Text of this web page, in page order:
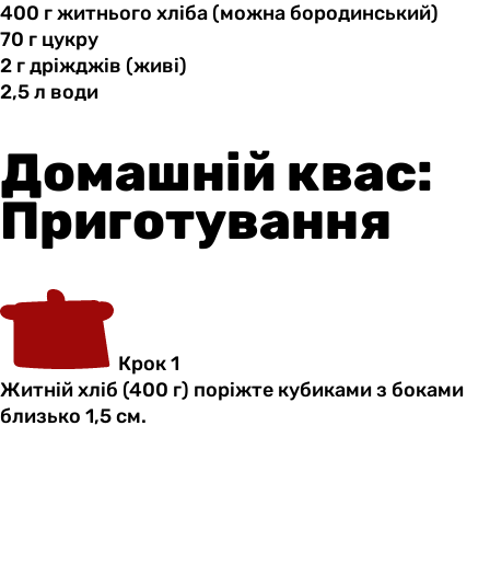
400 гжитнього хліба (можна бородинський)
70 г цукру
2 гдріжджів (живі)
2,5 л води
Домашній квас:
Приготування
Крок 1
Житній хліб (400 г) поріжте кубиками з боками
близько 1,5 см.